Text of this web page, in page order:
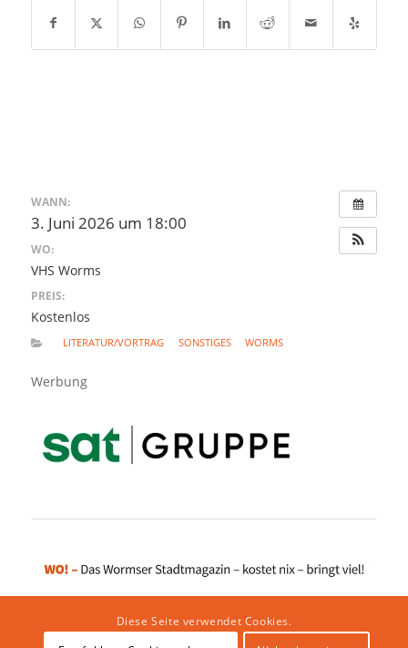
WANN:
3. Juni 2026 um 18:00
WO:
VHS Worms
PREIS:
Kostenlos
LITERATUR/VORTRAG SONSTIGES WORMS
Werbung
Diese Seite verwendet Cookies.